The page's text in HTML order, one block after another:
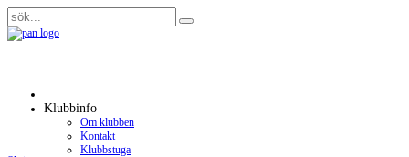
Klubbinfo
Om klubben
Kontakt
Klubbstuga